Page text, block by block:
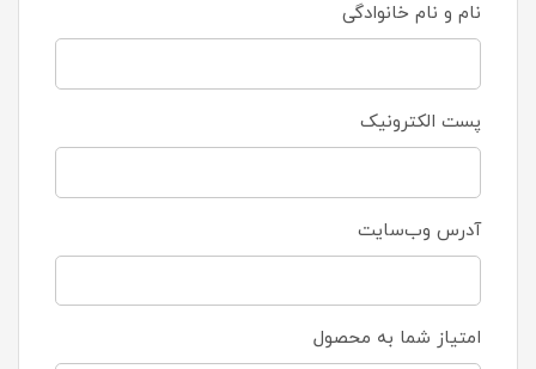
نام و نام خانوادگی
پست الکترونیک
آدرس وب‌سایت
امتیاز شما به محصول